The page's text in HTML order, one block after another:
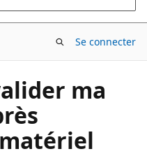
Se connecter
ma